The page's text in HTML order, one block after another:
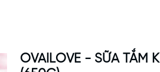
OVAILOVE - SỮA TẮM